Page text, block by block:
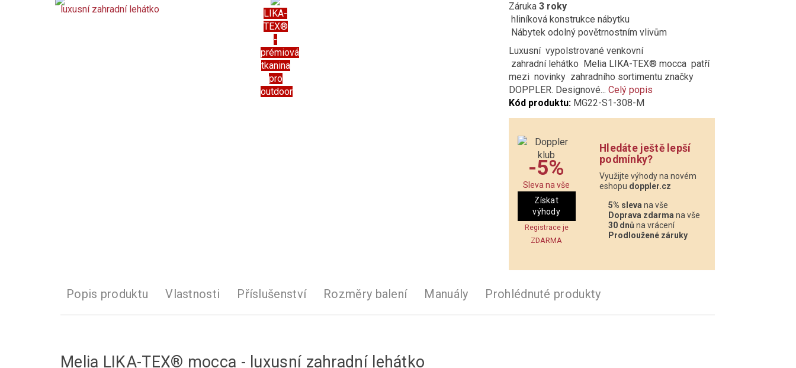
LIKA-
TEX®
-
prémiová
tkanina
pro
outdoor
Záruka 3 roky
hliníková konstrukce nábytku
Nábytek odolný povětrnostním vlivům
Luxusní vypolstrované venkovní
zahradní lehátko Melia LIKA-TEX® mocca patří
mezi novinky zahradního sortimentu značky
DOPPLER. Designové... Celý popis
Kód produktu: MG22-S1-308-M
-5%
Sleva na vše
Získat
výhody
Registrace je
ZDARMA
Hledáte ještě lepší
podmínky?
Využijte výhody na novém
eshopu doppler.cz
5% sleva na vše
Doprava zdarma na vše
30 dnů na vrácení
Prodloužené záruky
Popis produktu Vlastnosti Příslušenství Rozměry balení Manuály Prohlédnuté produkty
Melia LIKA-TEX® mocca - luxusní zahradní lehátko